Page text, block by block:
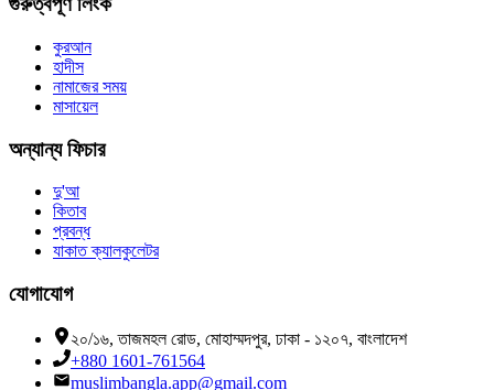
কুরআন
হাদীস
নামাজের সময়
মাসায়েল
অন্যান্য ফিচার
দু'আ
কিতাব
প্রবন্ধ
যাকাত ক্যালকুলেটর
যোগাযোগ
২০/১৬, তাজমহল রোড, মোহাম্মদপুর, ঢাকা - ১২০৭, বাংলাদেশ
+880 1601-761564
muslimbangla.app@gmail.com